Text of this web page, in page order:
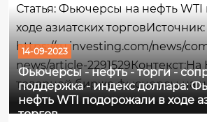
предпринимателей больше не
заинтересовано в...
Статья: Фьючерсы на нефть
ходе азиатских торговИсточник:
https://ru.investing.com/news/
news/article-
товарной бирже фьючерсы на
поставкой в октябре торгуются
14-09-2023
Фьючерсы - нефть - торги -
поддержка - индекс доллара:
нефть WTI подорожали в ходе
торгов